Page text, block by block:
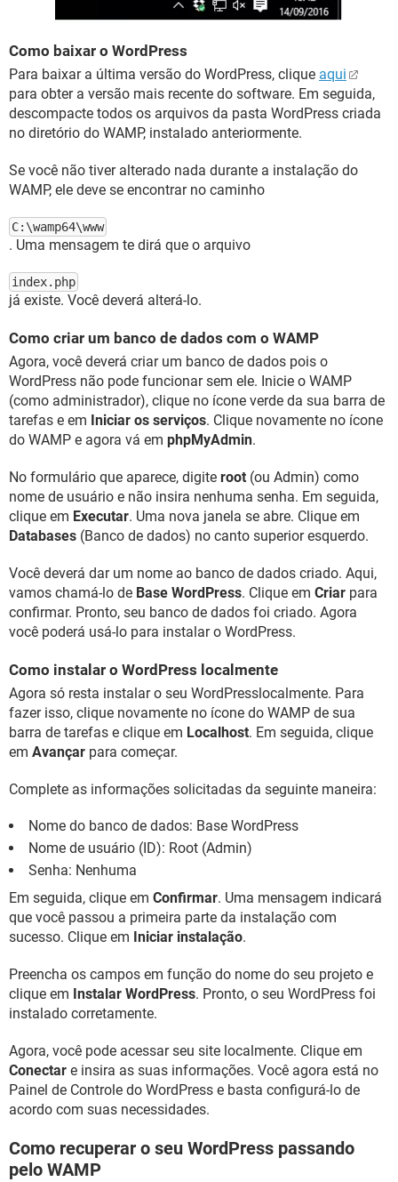
Como baixar o WordPress
Para baixar a última versão do WordPress, clique aqui
para obter a versão mais recente do software. Em seguida,
descompacte todos os arquivos da pasta WordPress criada
no diretório do WAMP, instalado anteriormente.
Se você não tiver alterado nada durante a instalação do
WAMP, ele deve se encontrar no caminho
C:\wamp64\www
. Uma mensagem te dirá que o arquivo
index.php
já existe. Você deverá alterá-lo.
Como criar um banco de dados com o WAMP
Agora, você deverá criar um banco de dados pois o
WordPress não pode funcionar sem ele. Inicie o WAMP
(como administrador), clique no ícone verde da sua barra de
tarefas e em Iniciar os serviços. Clique novamente no ícone
do WAMP e agora vá em phpMyAdmin.
No formulário que aparece, digite root (ou Admin) como
nome de usuário e não insira nenhuma senha. Em seguida,
clique em Executar. Uma nova janela se abre. Clique em
Databases (Banco de dados) no canto superior esquerdo.
Você deverá dar um nome ao banco de dados criado. Aqui,
vamos chamá-lo de Base WordPress. Clique em Criar para
confirmar. Pronto, seu banco de dados foi criado. Agora
você poderá usá-lo para instalar o WordPress.
Como instalar o WordPress localmente
Agora só resta instalar o seu WordPresslocalmente. Para
fazer isso, clique novamente no ícone do WAMP de sua
barra de tarefas e clique em Localhost. Em seguida, clique
em Avançar para começar.
Complete as informações solicitadas da seguinte maneira:
Nome do banco de dados: Base WordPress
Nome de usuário (ID): Root (Admin)
Senha: Nenhuma
Em seguida, clique em Confirmar. Uma mensagem indicará
que você passou a primeira parte da instalação com
sucesso. Clique em Iniciar instalação.
Preencha os campos em função do nome do seu projeto e
clique em Instalar WordPress. Pronto, o seu WordPress foi
instalado corretamente.
Agora, você pode acessar seu site localmente. Clique em
Conectar e insira as suas informações. Você agora está no
Painel de Controle do WordPress e basta configurá-lo de
acordo com suas necessidades.
Como recuperar o seu WordPress passando
pelo WAMP